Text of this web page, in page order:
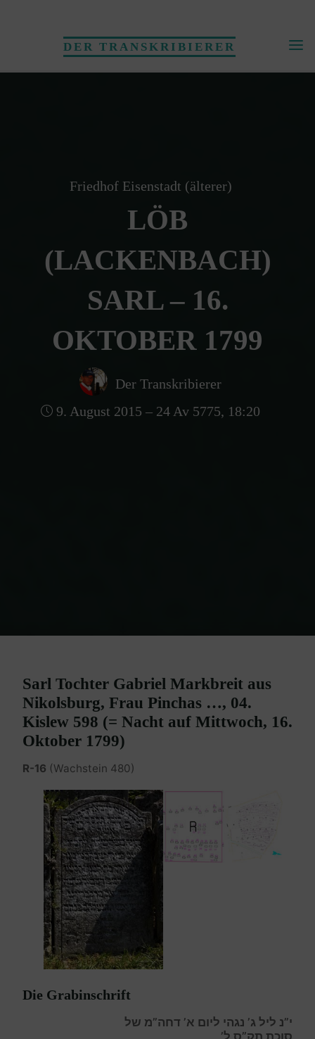
DER TRANSKRIBIERER
Friedhof Eisenstadt (älterer)
LÖB
(LACKENBACH)
SARL – 16.
OKTOBER 1799
Der Transkribierer
9. August 2015 – 24 Av 5775, 18:20
Sarl Tochter Gabriel Markbreit aus
Nikolsburg, Frau Pinchas …, 04.
Kislew 598 (= Nacht auf Mittwoch, 16.
Oktober 1799)
R-16 (Wachstein 480)
Die Grabinschrift
י”נ ליל ג’ נגהי ליום א’ דחה”מ של
סוכת תק”ס ל’